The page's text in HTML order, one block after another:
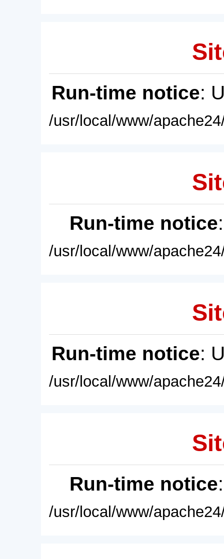
Run-time notice:
/usr/local/www/
Run-time notice
/usr/local/www/
Run-time notice:
/usr/local/www/
Run-time notice
/usr/local/www/